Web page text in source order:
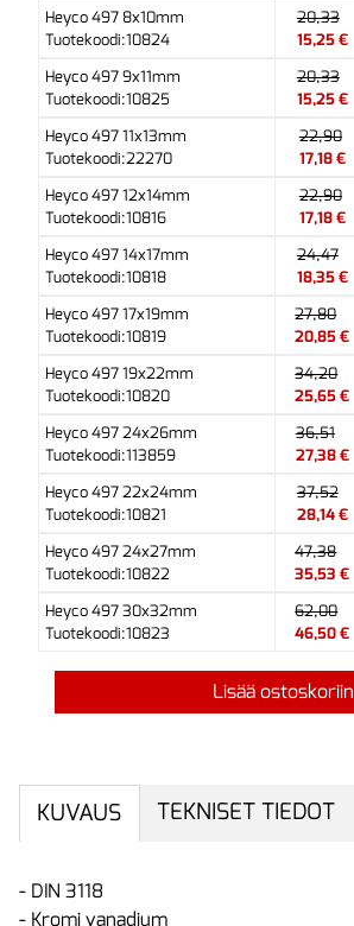
Heyco 497 8x10mm
Tuotekoodi:10824
20,33
15,25 €
Heyco 497 9x11mm
Tuotekoodi:10825
20,33
15,25 €
Heyco 497 11x13mm
Tuotekoodi:22270
22,90
17,18 €
Heyco 497 12x14mm
Tuotekoodi:10816
22,90
17,18 €
Heyco 497 14x17mm
Tuotekoodi:10818
24,47
18,35 €
Heyco 497 17x19mm
Tuotekoodi:10819
27,80
20,85 €
Heyco 497 19x22mm
Tuotekoodi:10820
34,20
25,65 €
Heyco 497 24x26mm
Tuotekoodi:113859
36,51
27,38 €
Heyco 497 22x24mm
Tuotekoodi:10821
37,52
28,14 €
Heyco 497 24x27mm
Tuotekoodi:10822
47,38
35,53 €
Heyco 497 30x32mm
Tuotekoodi:10823
62,00
46,50 €
Lisää ostoskoriin
KUVAUS TEKNISET TIEDOT
- DIN 3118
- Kromi vanadium